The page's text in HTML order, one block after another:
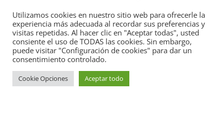
seguridad
21 de octubre de 2021 mospotter84 0
Utilizamos cookies en nuestro sitio web para ofrecerle la
experiencia más adecuada al recordar sus preferencias y
visitas repetidas. Al hacer clic en "Aceptar todas", usted
consiente el uso de TODAS las cookies. Sin embargo,
puede visitar "Configuración de cookies" para dar un
consentimiento controlado.
Cookie Opciones Aceptar todo